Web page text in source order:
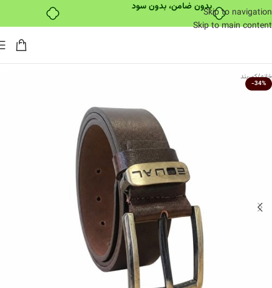
بدون ضامن، بدون سودSkip to navigation
Skip to main content
خانه/کمربند
-34%